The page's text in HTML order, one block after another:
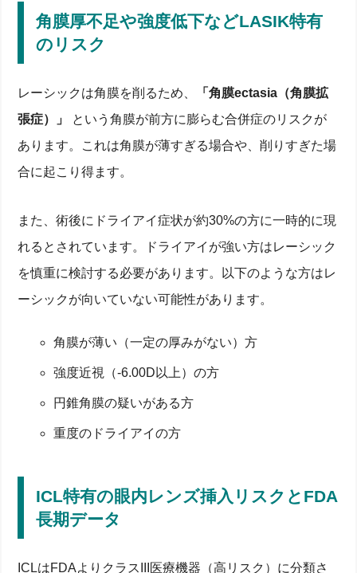
角膜厚不足や強度低下などLASIK特有
のリスク
レーシックは角膜を削るため、
「角膜ectasia（角膜拡
張症）」
という角膜が前方に膨らむ合併症のリスクが
あります。これは角膜が薄すぎる場合や、削りすぎた場
合に起こり得ます。
また、術後にドライアイ症状が約30%の方に一時的に現
れるとされています。ドライアイが強い方はレーシック
を慎重に検討する必要があります。以下のような方はレ
ーシックが向いていない可能性があります。
角膜が薄い（一定の厚みがない）方
強度近視（-6.00D以上）の方
円錐角膜の疑いがある方
重度のドライアイの方
ICL特有の眼内レンズ挿入リスクとFDA
長期データ
ICLはFDAよりクラスIII医療機器（高リスク）に分類さ
ICLとレーシックの違いを徹底比較！どっちがいい？
適応条件と度数・強度の目安を解説
費用・時間・長期コストで見るLASIK vs ICL
初期手術費用とクリニックごとの相場を比較
レーシックのあとにICLを追加するケースの費用
角膜厚不足や強度低下などLASIK特有のリスク
ICL特有の眼内レンズ挿入リスクとFDA長期データ
グレア・ハローなど見え方の変化と収差